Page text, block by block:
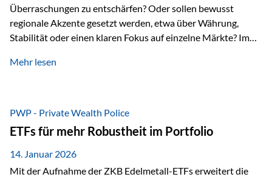
Überraschungen zu entschärfen? Oder sollen bewusst
regionale Akzente gesetzt werden, etwa über Währung,
Stabilität oder einen klaren Fokus auf einzelne Märkte? Im
Wealth Police der Vienna-Life lassen sich beide Ansätze
Risikostreuung, Inflationsrobustheit und Stabilisierung. 1)
Die Philosophiefrage: breit oder bewusst? Global investieren
bedeutet: Das Portfolio bildet die Weltmärkte möglichst
breit ab, ohne die…
Mehr lesen
PWP - Private Wealth Police
ETFs für mehr Robustheit im Portfolio
14. Januar 2026
Mit der Aufnahme der ZKB Edelmetall-ETFs erweitert die